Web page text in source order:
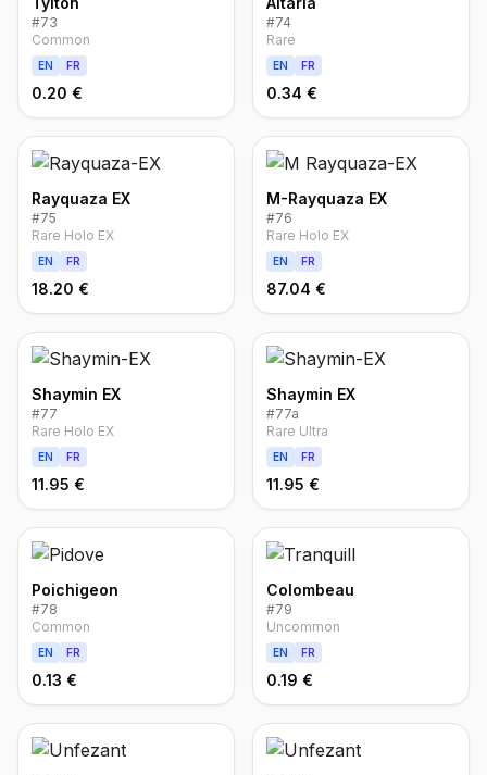
#73
Common
EN FR
0.20 €
#74
Rare
EN FR
0.34 €
Rayquaza EX
#75
Rare Holo EX
EN FR
18.20 €
M-Rayquaza EX
#76
Rare Holo EX
EN FR
87.04 €
Shaymin EX
#77
Rare Holo EX
EN FR
11.95 €
Shaymin EX
#77a
Rare Ultra
EN FR
11.95 €
Poichigeon
#78
Common
EN FR
0.13 €
Colombeau
#79
Uncommon
EN FR
0.19 €